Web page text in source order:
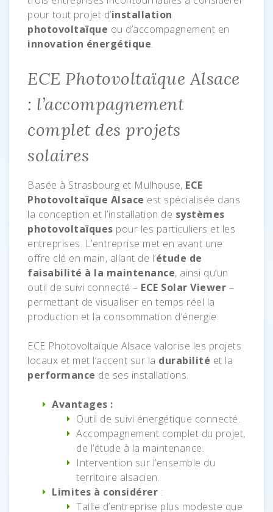
pour tout projet d’installation
photovoltaïque ou d’accompagnement en
innovation énergétique.
ECE Photovoltaïque Alsace
: l’accompagnement
complet des projets
solaires
Basée à Strasbourg et Mulhouse, ECE
Photovoltaïque Alsace est spécialisée dans
la conception et l’installation de systèmes
photovoltaïques pour les particuliers et les
entreprises. L’entreprise met en avant une
offre clé en main, allant de l’étude de
faisabilité à la maintenance, ainsi qu’un
outil de suivi connecté – ECE Solar Viewer –
permettant de visualiser en temps réel la
production et la consommation d’énergie.
ECE Photovoltaïque Alsace valorise les projets
locaux et met l’accent sur la durabilité et la
performance de ses installations.
Avantages :
Outil de suivi énergétique connecté.
Accompagnement complet du projet,
de l’étude à la maintenance.
Intervention sur l’ensemble du
territoire alsacien.
Limites à considérer :
Taille d’entreprise plus modeste que